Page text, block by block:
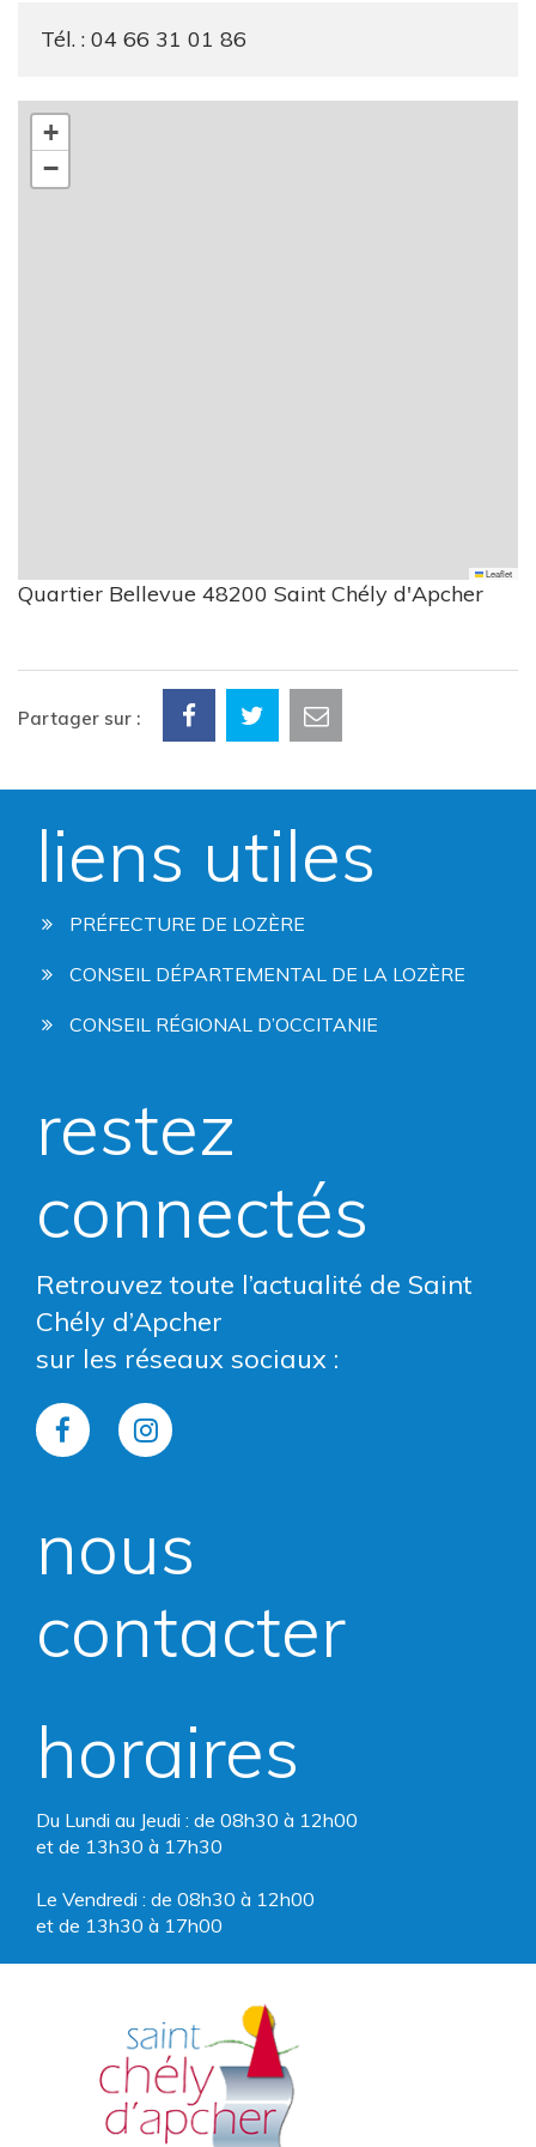
Tél. : 04 66 31 01 86
+
−
Leaflet
Quartier Bellevue 48200 Saint Chély d'Apcher
Partager sur :
liens utiles
PRÉFECTURE DE LOZÈRE
CONSEIL DÉPARTEMENTAL DE LA LOZÈRE
CONSEIL RÉGIONAL D’OCCITANIE
restez
connectés
Retrouvez toute l’actualité de Saint
Chély d’Apcher
sur les réseaux sociaux :
Lien
le
Facebook
Lien
le
Instagram
nous
contacter
horaires
Du Lundi au Jeudi : de 08h30 à 12h00
et de 13h30 à 17h30
Le Vendredi : de 08h30 à 12h00
et de 13h30 à 17h00